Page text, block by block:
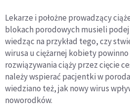
Lekarze i położne prowadzący
blokach porodowych musieli
wiedząc na przykład tego, czy
wirusa u ciężarnej kobiety
rozwiązywania ciąży przez cięcie
należy wspierać pacjentki w
wiedziano też, jak nowy wirus
noworodków.